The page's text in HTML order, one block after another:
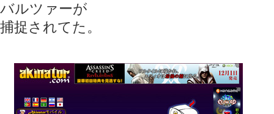
バルツァーが
捕捉されてた。